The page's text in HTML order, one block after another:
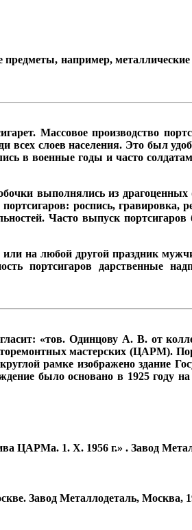
например, металлические
Массовое производство
всех слоев населения. Это был
в военные годы и часто
выполнялись из
роспись,
Часто выпуск
на любой другой праздник
портсигаров дарственные
: «тов. Одинцову А. В. от
мастерских (ЦАРМ).
рамке изображено здание
е было основано в 1925 году
ЦАРМа. 1. Х. 1956 г.» . Завод
Завод Металлодеталь, Москва,